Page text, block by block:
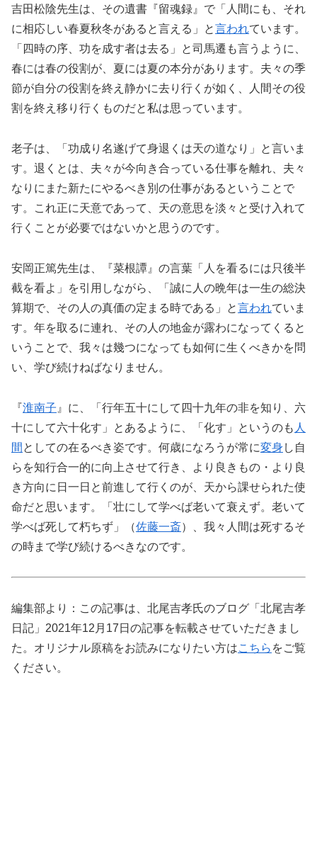
吉田松陰先生は、その遺書『留魂録』で「人間にも、それ
に相応しい春夏秋冬があると言える」と言われています。
「四時の序、功を成す者は去る」と司馬遷も言うように、
春には春の役割が、夏には夏の本分があります。夫々の季
節が自分の役割を終え静かに去り行くが如く、人間その役
割を終え移り行くものだと私は思っています。
老子は、「功成り名遂げて身退くは天の道なり」と言いま
す。退くとは、夫々が今向き合っている仕事を離れ、夫々
なりにまた新たにやるべき別の仕事があるということで
す。これ正に天意であって、天の意思を淡々と受け入れて
行くことが必要ではないかと思うのです。
安岡正篤先生は、『菜根譚』の言葉「人を看るには只後半
截を看よ」を引用しながら、「誠に人の晩年は一生の総決
算期で、その人の真価の定まる時である」と言われていま
す。年を取るに連れ、その人の地金が露わになってくると
いうことで、我々は幾つになっても如何に生くべきかを問
い、学び続けねばなりません。
『淮南子 』に、「行年五十にして四十九年の非を知り、六
十にして六十化す」とあるように、「化す」というのも 人
間 としての在るべき姿です。何歳になろうが常に変身 し自
らを知行合一的に向上させて行き、より良きもの・より良
き方向に日一日と前進して行くのが、天から課せられた使
命だと思います。「壮にして学べば老いて衰えず。老いて
学べば死して朽ちず」（佐藤一斎）、我々人間は死するそ
の時まで学び続けるべきなのです。
編集部より：この記事は、北尾吉孝氏のブログ「北尾吉孝
日記」2021年12月17日の記事を転載させていただきまし
た。オリジナル原稿をお読みになりたい方はこちら をご覧
ください。